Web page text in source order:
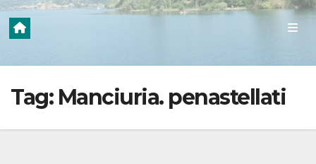
Tag: Manciuria. penastellati